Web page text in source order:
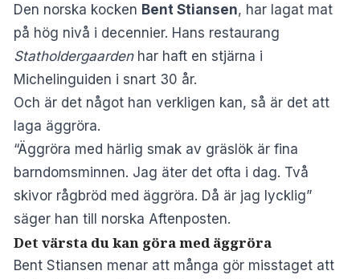
Den norska kocken Bent Stiansen, har lagat mat
på hög nivå i decennier. Hans restaurang
Statholdergaardenhar haft en stjärna i
Michelinguiden i snart 30 år.
Och är det något han verkligen kan, så är det att
laga äggröra.
“Äggröra med härlig smak av gräslök är fina
barndomsminnen. Jag äter det ofta i dag. Två
skivor rågbröd med äggröra. Då är jag lycklig”
säger han till norska Aftenposten.
Det värsta du kan göra med äggröra
Bent Stiansen menar att många gör misstaget att